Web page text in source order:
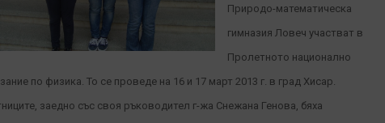
Природо-математическа
гимназия Ловеч участват в
Пролетното национално
по физика. То се проведе на 16 и 17 март 2013 г. в град Хисар.
заедно със своя ръководител г-жа Снежана Генова, бяха